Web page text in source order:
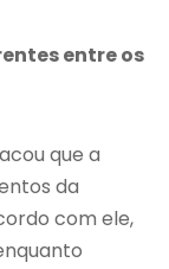
entre os
que a
da
com ele,